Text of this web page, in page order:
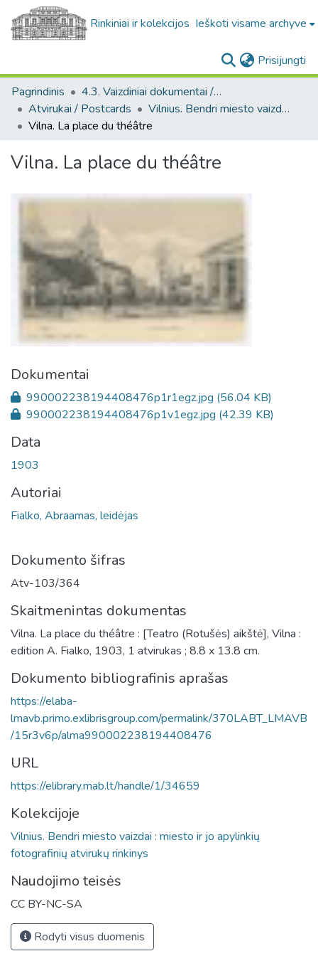
Rinkiniai ir kolekcijos Ieškoti visame archyve
Prisijungti
Pagrindinis
4.3. Vaizdiniai dokumentai / Visual documents
Atvirukai / Postcards
Vilnius. Bendri miesto vaizdai : miesto ir jo apylinkių fotografinių atvirukų rinkinys
Vilna. La place du théâtre
Vilna. La place du théâtre
Dokumentai
990002238194408476p1r1egz.jpg (56.04 KB)
990002238194408476p1v1egz.jpg (42.39 KB)
Data
1903
Autoriai
Fialko, Abraamas, leidėjas
Dokumento šifras
Atv-103/364
Skaitmenintas dokumentas
Vilna. La place du théâtre : [Teatro (Rotušės) aikštė], Vilna :
edition A. Fialko, 1903, 1 atvirukas ; 8.8 x 13.8 cm.
Dokumento bibliografinis aprašas
https://elaba-
lmavb.primo.exlibrisgroup.com/permalink/370LABT_LMAVB
/15r3v6p/alma990002238194408476
URL
https://elibrary.mab.lt/handle/1/34659
Kolekcijoje
Vilnius. Bendri miesto vaizdai : miesto ir jo apylinkių
fotografinių atvirukų rinkinys
Naudojimo teisės
CC BY-NC-SA
Rodyti visus duomenis